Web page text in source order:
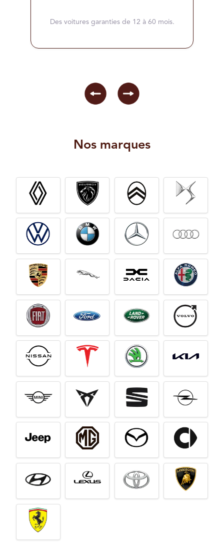
Des voitures garanties de 12 à 60 mois.
Nos marques